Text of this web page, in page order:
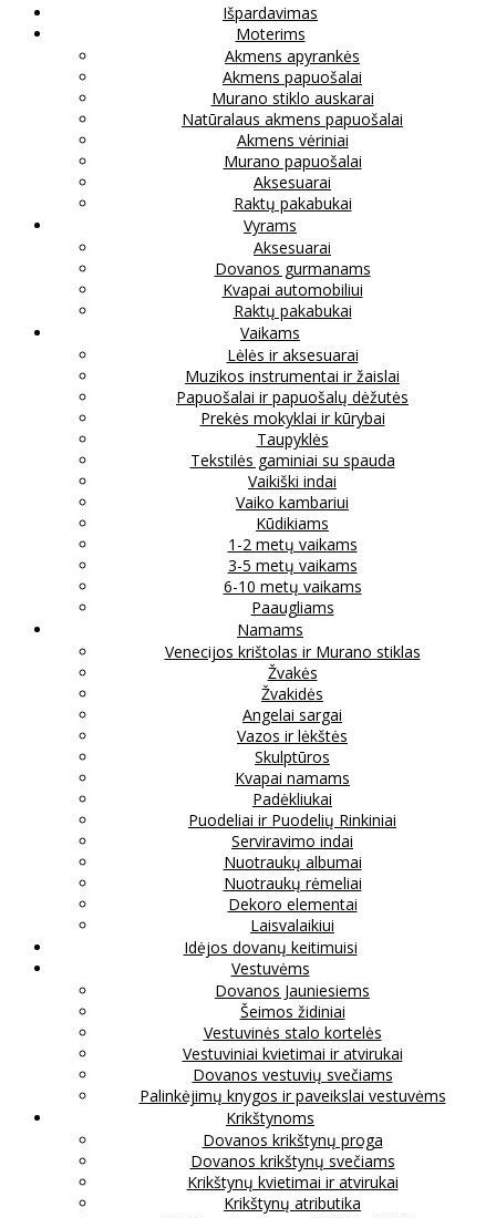
Išpardavimas
Moterims
Akmens apyrankės
Akmens papuošalai
Murano stiklo auskarai
Natūralaus akmens papuošalai
Akmens vėriniai
Murano papuošalai
Aksesuarai
Raktų pakabukai
Vyrams
Aksesuarai
Dovanos gurmanams
Kvapai automobiliui
Raktų pakabukai
Vaikams
Lėlės ir aksesuarai
Muzikos instrumentai ir žaislai
Papuošalai ir papuošalų dėžutės
Prekės mokyklai ir kūrybai
Taupyklės
Tekstilės gaminiai su spauda
Vaikiški indai
Vaiko kambariui
Kūdikiams
1-2 metų vaikams
3-5 metų vaikams
6-10 metų vaikams
Paaugliams
Namams
Venecijos krištolas ir Murano stiklas
Žvakės
Žvakidės
Angelai sargai
Vazos ir lėkštės
Skulptūros
Kvapai namams
Padėkliukai
Puodeliai ir Puodelių Rinkiniai
Serviravimo indai
Nuotraukų albumai
Nuotraukų rėmeliai
Dekoro elementai
Laisvalaikiui
Idėjos dovanų keitimuisi
Vestuvėms
Dovanos Jauniesiems
Šeimos židiniai
Vestuvinės stalo kortelės
Vestuviniai kvietimai ir atvirukai
Dovanos vestuvių svečiams
Palinkėjimų knygos ir paveikslai vestuvėms
Krikštynoms
Dovanos krikštynų proga
Dovanos krikštynų svečiams
Krikštynų kvietimai ir atvirukai
Krikštynų atributika